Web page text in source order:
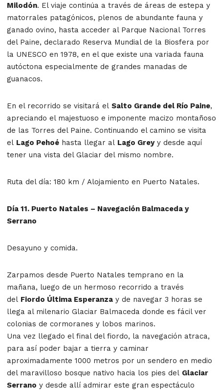
Milodón. El viaje continúa a través de áreas de estepa y
matorrales patagónicos, plenos de abundante fauna y
ganado ovino, hasta acceder al Parque Nacional Torres
del Paine, declarado Reserva Mundial de la Biosfera por
la UNESCO en 1978, en el que existe una variada fauna
autóctona especialmente de grandes manadas de
guanacos.
En el recorrido se visitará el Salto Grande del Río Paine,
apreciando el majestuoso e imponente macizo montañoso
de las Torres del Paine. Continuando el camino se visita
el Lago Pehoé hasta llegar al Lago Grey y desde aquí
tener una vista del Glaciar del mismo nombre.
Ruta del día: 180 km / Alojamiento en Puerto Natales.
Día 11. Puerto Natales – Navegación Balmaceda y
Serrano
Desayuno y comida.
Zarpamos desde Puerto Natales temprano en la
mañana, luego de un hermoso recorrido a través
del Fiordo Última Esperanza y de navegar 3 horas se
llega al milenario Glaciar Balmaceda donde es fácil ver
colonias de cormoranes y lobos marinos.
Una vez llegado el final del fiordo, la navegación atraca,
para así poder bajar a tierra y caminar
aproximadamente 1000 metros por un sendero en medio
del maravilloso bosque nativo hacia los pies del Glaciar
Serrano y desde allí admirar este gran espectáculo